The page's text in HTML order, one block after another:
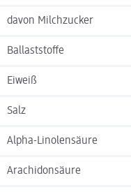
davon Milchzucker
Ballaststoffe
Eiweiß
Salz
Alpha-Linolensäure
Arachidonsäure